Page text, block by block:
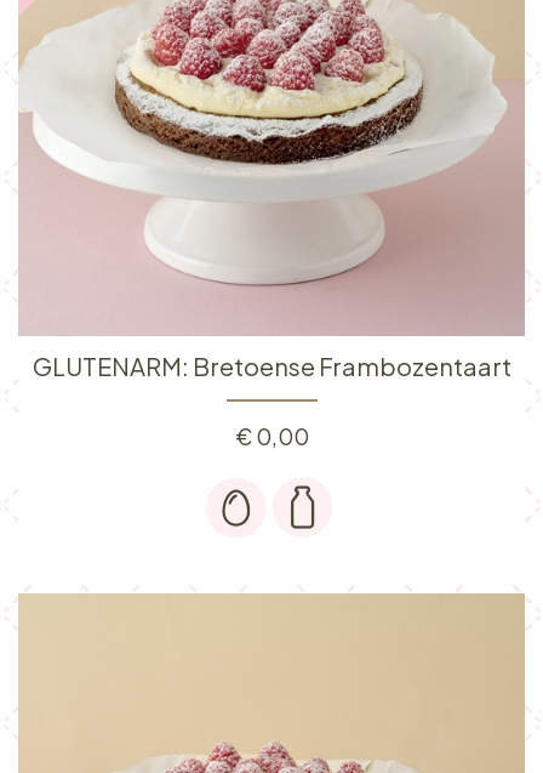
GLUTENARM: Bretoense Frambozentaart
€0,00